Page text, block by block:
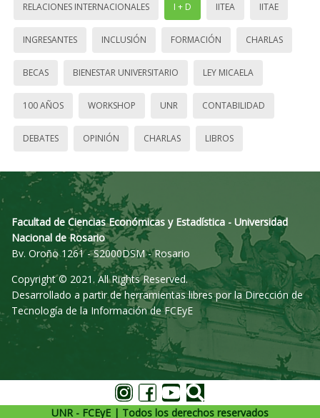
RELACIONES INTERNACIONALES I + D IITEA IITAE
INGRESANTES INCLUSIÓN FORMACIÓN CHARLAS
BECAS BIENESTAR UNIVERSITARIO LEY MICAELA
100 AÑOS WORKSHOP UNR CONTABILIDAD
DEBATES OPINIÓN CHARLAS LIBROS
Facultad de Ciencias Económicas y Estadística - Universidad
Nacional de Rosario
Bv. Oroño 1261 - S2000DSM - Rosario
Copyright © 2021. All Rights Reserved.
Desarrollado a partir de herramientas libres por la Dirección de
Tecnología de la Información de FCEyE
UNR - FCEyE | Todos los derechos reservados